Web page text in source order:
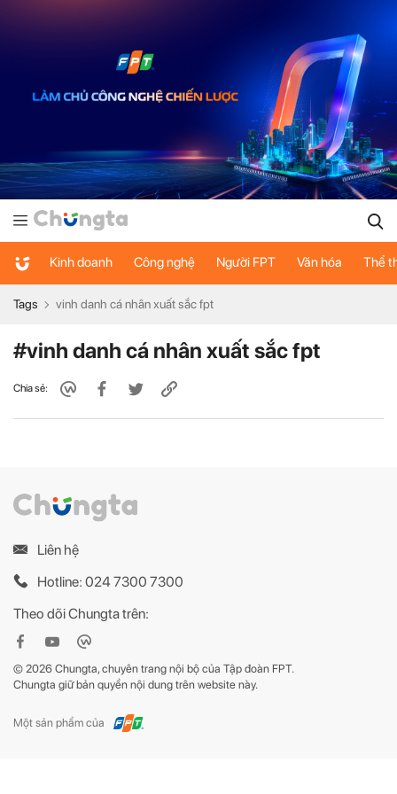
Kinh doanh Công nghệ Người FPT Văn hóa Thể
Tags vinh danh cá nhân xuất sắc fpt
#vinh danh cá nhân xuất sắc fpt
Chia sẻ:
Liên hệ
Hotline: 024 7300 7300
Theo dõi Chungta trên:
© 2026 Chungta, chuyên trang nội bộ của Tập đoàn FPT.
Chungta giữ bản quyền nội dung trên website này.
Một sản phẩm của